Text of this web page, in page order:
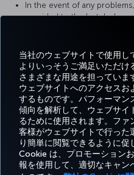
当社のウェブサイトで使用
よりいっそうご満足いただけ
さまざまな用途を担っていま
ウェブサイトへのアクセスお
するものです。パフォーマ
傾向を解析して、ウェブサイ
るために使用されます。フ
客様がウェブサイトで行った
り簡単に閲覧できるように
Cookie は、プロモーション
報を使用して、適切なキャン
In the event of any
provided to the hotel where
Facebook
Twitter
予約
と管
エクス
ペリエ
ンス
お得な情
報と目的
地
ヘ
ル
プ